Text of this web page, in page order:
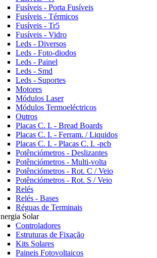
Fusíveis - Porta Fusíveis
Fusíveis - Térmicos
Fusíveis - Tr5
Fusíveis - Vidro
Leds - Diversos
Leds - Foto-diodos
Leds - Painel
Leds - Smd
Leds - Suportes
Motores
Módulos Laser
Módulos Termoeléctricos
Outros
Placas C. I. - Bread Boards
Placas C. I. - Ferram. / Liquidos
Placas C. I. - Placas C. I. -pcb
Potênciómetros - Deslizantes
Potênciómetros - Multi-volta
Potênciómetros - Rot. C / Veio
Potênciómetros - Rot. S / Veio
Relés
Relés - Bases
Réguas de Terminais
Solar
Controladores
Estruturas de Fixação
Kits Solares
Paineis Fotovoltaicos